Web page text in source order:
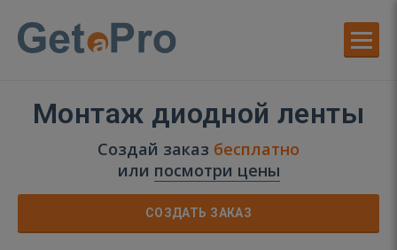
Монтаж диодной ленты
Создай заказ бесплатно
или посмотри цены
СОЗДАТЬ ЗАКАЗ